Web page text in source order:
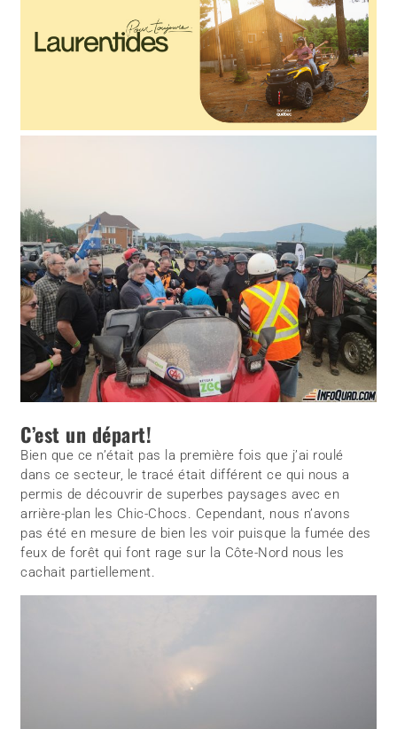
C’est un départ!
Bien que ce n’était pas la première fois que j’ai roulé
dans ce secteur, le tracé était différent ce qui nous a
permis de découvrir de superbes paysages avec en
arrière-plan les Chic-Chocs. Cependant, nous n’avons
pas été en mesure de bien les voir puisque la fumée des
feux de forêt qui font rage sur la Côte-Nord nous les
cachait partiellement.